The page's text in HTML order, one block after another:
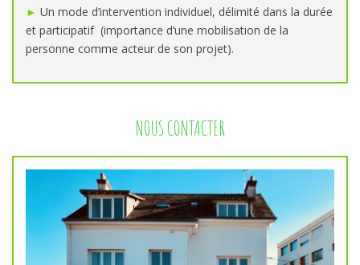
► Un mode d’intervention individuel, délimité dans la durée
et participatif (importance d’une mobilisation de la
personne comme acteur de son projet).
NOUS CONTACTER